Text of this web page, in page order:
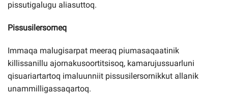
pissutigalugu aliasuttoq.
Pissusilersorneq
Immaqa malugisarpat meeraq piumasaqaatinik
killissanillu ajornakusoortitsisoq, kamarujussuarluni
qisuariartartoq imaluunniit pissusilersornikkut allanik
unammilligassaqartoq.